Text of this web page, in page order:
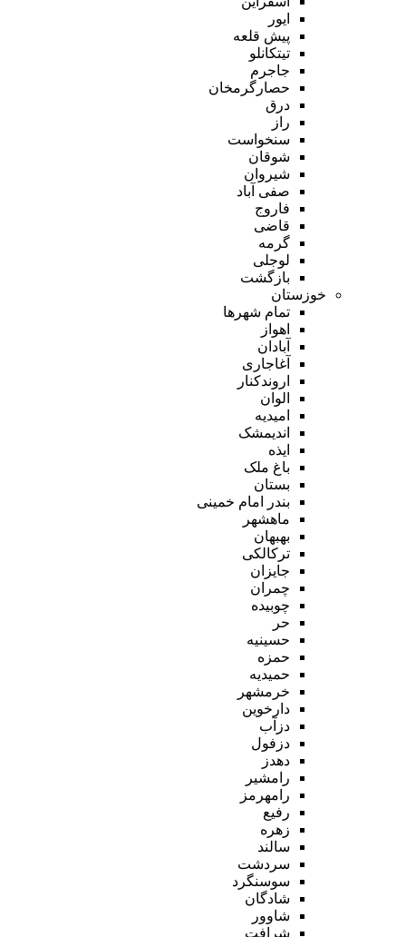
ایور
پیش قلعه
تیتکانلو
جاجرم
حصارگرمخان
درق
راز
سنخواست
شوقان
شیروان
صفی آباد
فاروج
قاضی
گرمه
لوجلی
بازگشت
خوزستان
تمام شهر‌ها
اهواز
آبادان
آغاجاری
اروندکنار
الوان
امیدیه
اندیمشک
ایذه
باغ ملک
بستان
بندر امام خمینی
ماهشهر
بهبهان
ترکالکی
جایزان
چمران
چوبیده
حر
حسینیه
حمزه
حمیدیه
خرمشهر
دارخوین
دزآب
دزفول
دهدز
رامشیر
رامهرمز
رفیع
زهره
سالند
سردشت
سوسنگرد
شادگان
شاوور
شرافت